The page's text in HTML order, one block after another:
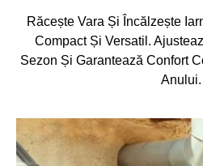
Răcește Vara Și Încălzește
Compact Și Versatil.
Sezon Și Garantează Confort
Anului.